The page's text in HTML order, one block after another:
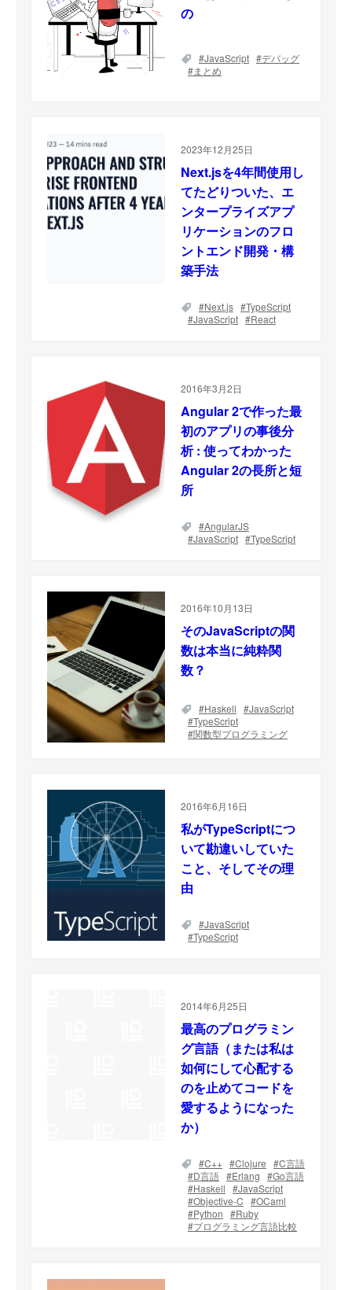
の
JavaScript
デバッグ
まとめ
2023年12月25日
Next.jsを4年間使用し
てたどりついた、エ
ンタープライズアプ
リケーションのフロ
ントエンド開発・構
築手法
Next.js
TypeScript
JavaScript
React
2016年3月2日
Angular 2で作った最
初のアプリの事後分
析 : 使ってわかった
Angular 2の長所と短
所
AngularJS
JavaScript
TypeScript
2016年10月13日
そのJavaScriptの関
数は本当に純粋関
数？
Haskell
JavaScript
TypeScript
関数型プログラミング
2016年6月16日
私がTypeScriptにつ
いて勘違いしていた
こと、そしてその理
由
JavaScript
TypeScript
2014年6月25日
最高のプログラミン
グ言語（または私は
如何にして心配する
のを止めてコードを
愛するようになった
か）
C++ Clojure
C言語
D言語
Erlang
Go言語
Haskell
JavaScript
Objective-C
OCaml
Python
Ruby
プログラミング言語比較